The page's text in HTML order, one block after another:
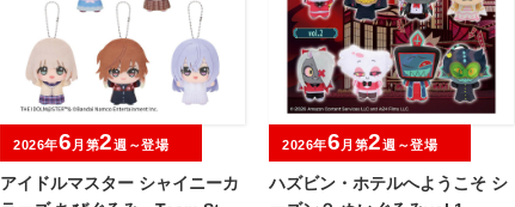
アイドルマスター シャイニーカ
2026年6 月第2週～登場
ハズビン・ホテルへようこそ シ
2026年6 月第2週～登場